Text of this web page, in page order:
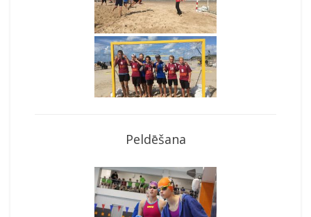
Peldēšana